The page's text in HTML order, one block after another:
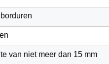
van niet meer dan 15 mm